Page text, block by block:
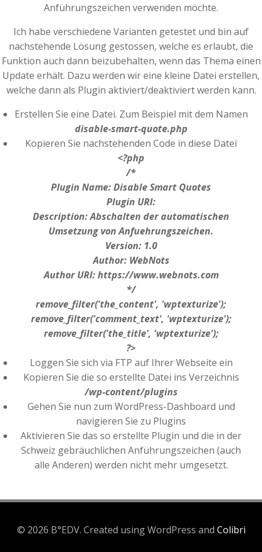
Anführungszeichen verwenden möchte.
Ich habe verschiedene Varianten getestet und bin auf
nachstehende Lösung gestossen, welche es erlaubt, die
Funktion auch dann beizubehalten, wenn das Thema einen
Update erhält. Dazu werden wir eine kleine Datei erstellen,
welche dann als Plugin aktiviert/deaktiviert werden kann.
Erstellen Sie eine Datei. Zum Beispiel mit dem Namen
disable-smart-quote.php
Kopieren Sie nachstehenden Code in diese Datei
<?php
/*
Plugin Name: Disable Smart Quotes
Plugin URI:
Description: Abschalten der automatischen
Umsetzung von Anfuehrungszeichen.
Version: 1.0
Author: WebNots
Author URI: https://www.webnots.com
*/
remove_filter('the_content', 'wptexturize');
remove_filter('comment_text', 'wptexturize');
remove_filter('the_title', 'wptexturize');
?>
Loggen Sie sich via FTP auf Ihrer Webseite ein
Kopieren Sie die so erstellte Datei ins Verzeichnis
/wp-content/plugins
Gehen Sie nun zum WordPress-Dashboard und
navigieren Sie zu Plugins
Aktivieren Sie das so erstellte Plugin und die in der
Schweiz gebräuchlichen Anführungszeichen (auch
alle Anderen) werden nicht mehr umgesetzt.
© 2026 B°EDV. Created using WordPress and Colibri